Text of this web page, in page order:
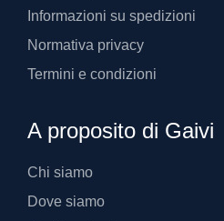
Informazioni su spedizioni
Normativa privacy
Termini e condizioni
A proposito di Gaivi
Chi siamo
Dove siamo